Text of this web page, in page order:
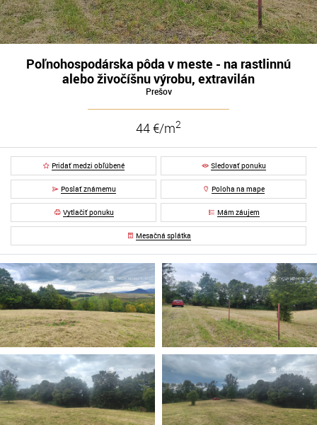
Poľnohospodárska pôda v meste - na rastlinnú
alebo živočíšnu výrobu, extravilán
Prešov
44 €/m2
Pridať medzi obľúbené Sledovať ponuku
Poslať známemu Poloha na mape
Vytlačiť ponuku Mám záujem
Mesačná splátka